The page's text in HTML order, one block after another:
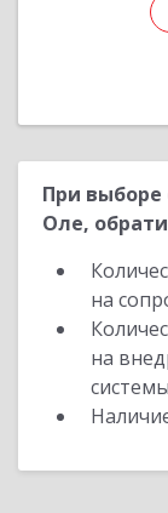
При
Оле,
на
на